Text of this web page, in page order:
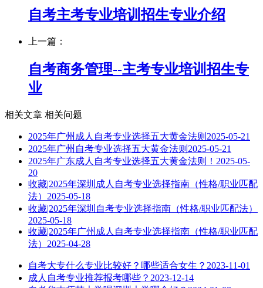
自考主考专业培训招生专业介绍
上一篇：
自考商务管理--主考专业培训招生专
业
相关文章 相关问题
2025年广州成人自考专业选择五大黄金法则 2025-05-21
2025年广州自考专业选择五大黄金法则 2025-05-21
2025年广东成人自考专业选择五大黄金法则！ 2025-05-
20
收藏|2025年深圳成人自考专业选择指南（性格/职业匹配
法） 2025-05-18
收藏|2025年深圳自考专业选择指南（性格/职业匹配法）
2025-05-18
收藏|2025年广州成人自考专业选择指南（性格/职业匹配
法） 2025-04-28
自考大专什么专业比较好？哪些适合女生？ 2023-11-01
成人自考专业推荐报考哪些？ 2023-12-14